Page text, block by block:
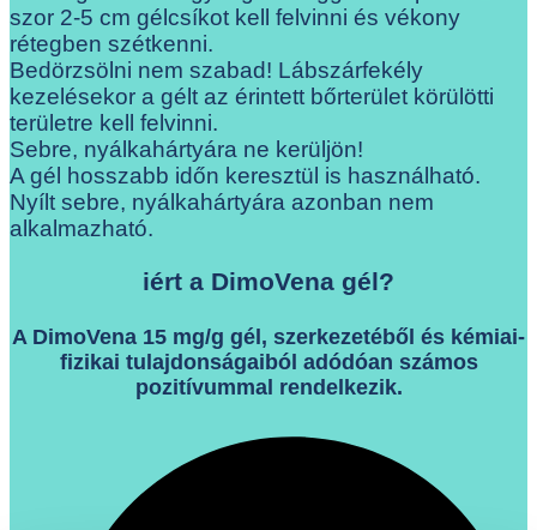
szor 2-5 cm gélcsíkot kell felvinni és vékony
rétegben szétkenni.
Bedörzsölni nem szabad! Lábszárfekély
kezelésekor a gélt az érintett bőrterület körülötti
területre kell felvinni.
Sebre, nyálkahártyára ne kerüljön!
A gél hosszabb időn keresztül is használható.
Nyílt sebre, nyálkahártyára azonban nem
alkalmazható.
iért a DimoVena gél?
A DimoVena 15 mg/g gél, szerkezetéből és kémiai-
fizikai tulajdonságaiból adódóan számos
pozitívummal rendelkezik.